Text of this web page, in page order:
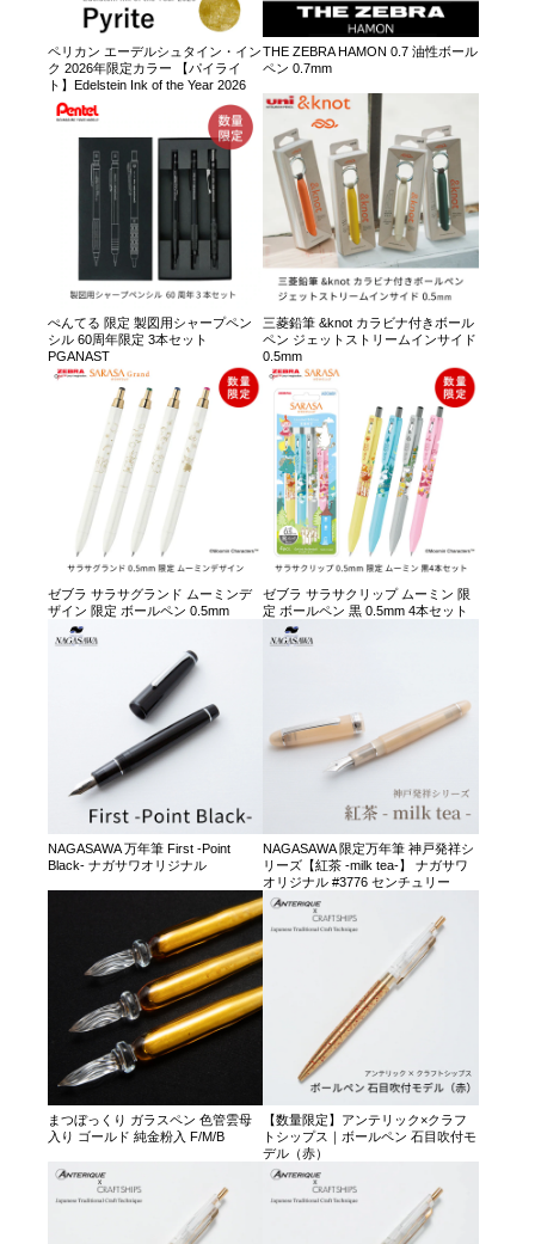
ペリカン エーデルシュタイン・イン
ク 2026年限定カラー 【パイライ
ト】Edelstein Ink of the Year 2026
THE ZEBRA HAMON 0.7 油性ボール
ペン 0.7mm
ぺんてる 限定 製図用シャープペン
シル 60周年限定 3本セット
PGANAST
三菱鉛筆 &knot カラビナ付きボール
ペン ジェットストリームインサイド
0.5mm
ゼブラ サラサグランド ムーミンデ
ザイン 限定 ボールペン 0.5mm
ゼブラ サラサクリップ ムーミン 限
定 ボールペン 黒 0.5mm 4本セット
NAGASAWA 万年筆 First -Point
Black- ナガサワオリジナル
NAGASAWA 限定万年筆 神戸発祥シ
リーズ【紅茶 -milk tea-】 ナガサワ
オリジナル #3776 センチュリー
まつぼっくり ガラスペン 色管雲母
入り ゴールド 純金粉入 F/M/B
【数量限定】アンテリック×クラフ
トシップス｜ボールペン 石目吹付モ
デル（赤）